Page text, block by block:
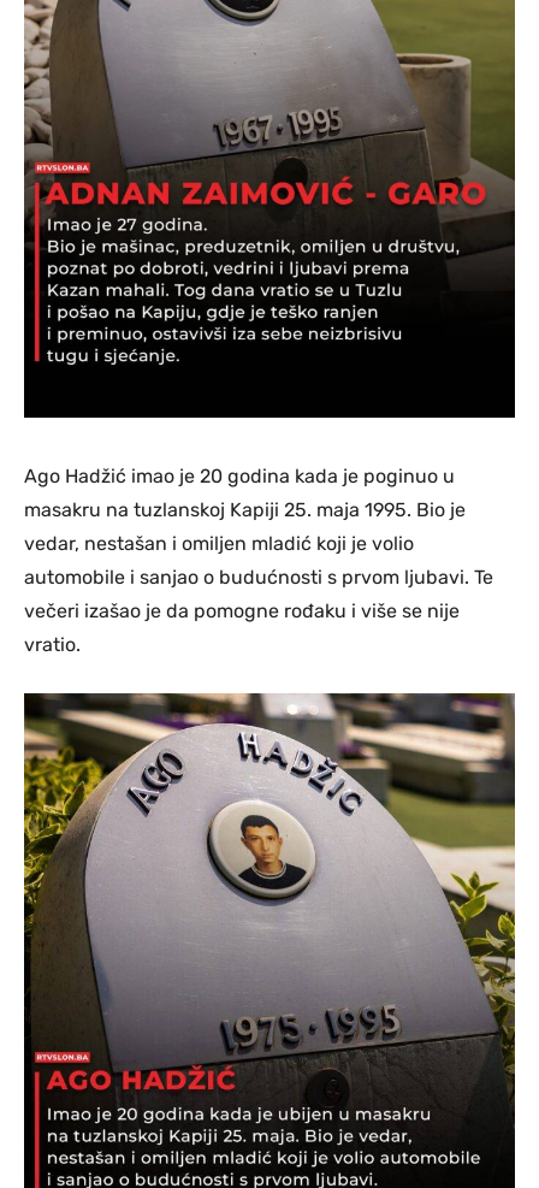
Ago Hadžić imao je 20 godina kada je poginuo u
masakru na tuzlanskoj Kapiji 25. maja 1995. Bio je
vedar, nestašan i omiljen mladić koji je volio
automobile i sanjao o budućnosti s prvom ljubavi. Te
večeri izašao je da pomogne rođaku i više se nije
vratio.